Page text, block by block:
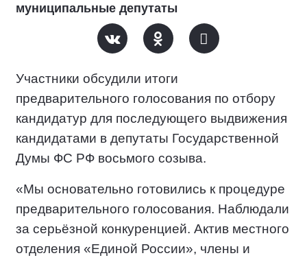
муниципальные депутаты
Участники обсудили итоги
предварительного голосования по отбору
кандидатур для последующего выдвижения
кандидатами в депутаты Государственной
Думы ФС РФ восьмого созыва.
«Мы основательно готовились к процедуре
предварительного голосования. Наблюдали
за серьёзной конкуренцией. Актив местного
отделения «Единой России», члены и